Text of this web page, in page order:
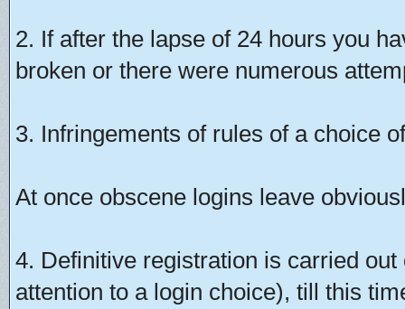
2. If after the lapse of 24 hours you
broken or there were numerous
3. Infringements of rules of a choice
At once obscene logins leave
4. Definitive registration is carried
attention to a login choice), till this